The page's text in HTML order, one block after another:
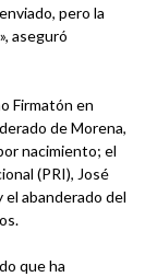
pero la
aseguró
Firmatón en
de Morena,
nacimiento; el
(PRI), José
abanderado del
que ha